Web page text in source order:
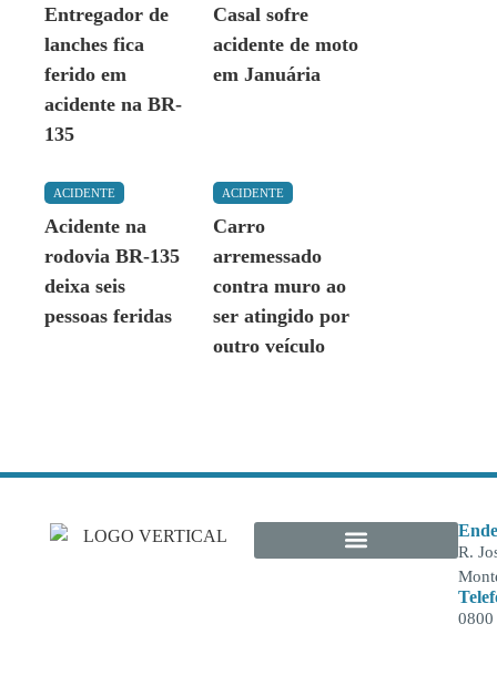
Entregador de
lanches fica
ferido em
acidente na BR-
135
Casal sofre
acidente de moto
em Januária
ACIDENTE
Acidente na
rodovia BR-135
deixa seis
pessoas feridas
ACIDENTE
Carro
arremessado
contra muro ao
ser atingido por
outro veículo
R.
0800